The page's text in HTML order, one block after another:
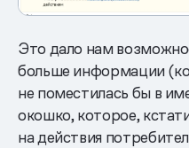
Это дало нам
больше информации
не поместилась бы в
окошко, которое,
на действия